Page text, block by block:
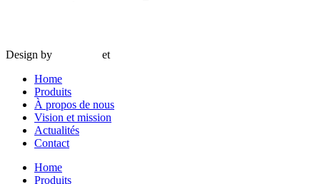
Design by
et
Home
Produits
À propos de nous
Vision et mission
Actualités
Contact
Home
Produits